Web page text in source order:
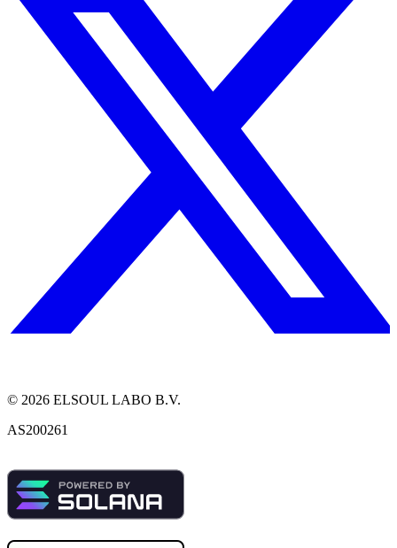
© 2026 ELSOUL LABO B.V.
AS200261